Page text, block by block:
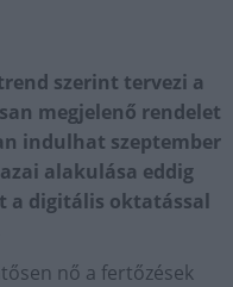
szerint tervezi a
megjelenő rendelet
indulhat szeptember
alakulása eddig
a digitális oktatással
nő a fertőzések